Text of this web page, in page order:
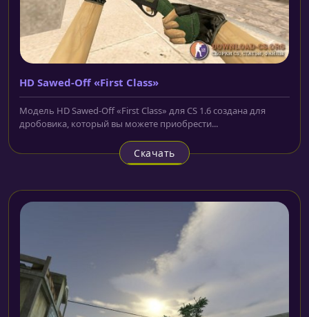
HD Sawed-Off «First Class»
Модель HD Sawed-Off «First Class» для CS 1.6 создана для
дробовика, который вы можете приобрести...
Скачать